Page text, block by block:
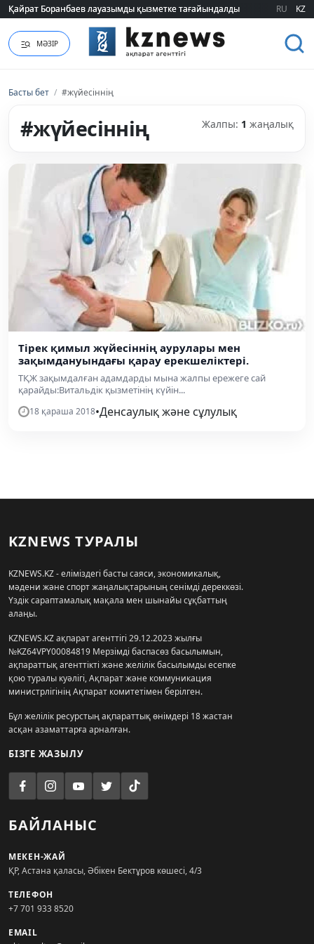
Қайрат Боранбаев лауазымды қызметке тағайындалды
Қайрат Боранбаев лауазымды қызметке тағайындалды RU KZ
МӘЗІР
Басты бет / #жүйесіннің
#жүйесіннің Жалпы: 1 жаңалық
Тірек қимыл жүйесіннің аурулары мен
зақымдануындағы қарау ерекшеліктері.
ТҚЖ зақымдалған адамдарды мына жалпы ережеге сай
қарайды:Витальдік қызметінің күйін...
18 қараша 2018•Денсаулық және сұлулық
KZNEWS ТУРАЛЫ
KZNEWS.KZ - еліміздегі басты саяси, экономикалық,
мәдени және спорт жаңалықтарының сенімді дереккөзі.
Үздік сараптамалық мақала мен шынайы сұқбаттың
алаңы.
KZNEWS.KZ ақпарат агенттігі 29.12.2023 жылғы
№KZ64VPY00084819 Мерзімді баспасөз басылымын,
ақпараттық агенттікті және желілік басылымды есепке
қою туралы куәлігі, Ақпарат және коммуникация
министрлігінің Ақпарат комитетімен берілген.
Бұл желілік ресурстың ақпараттық өнімдері 18 жастан
асқан азаматтарға арналған.
БІЗГЕ ЖАЗЫЛУ
БАЙЛАНЫС
МЕКЕН-ЖАЙ
ҚР, Астана қаласы, Әбікен Бектұров көшесі, 4/3
ТЕЛЕФОН
+7 701 933 8520
EMAIL